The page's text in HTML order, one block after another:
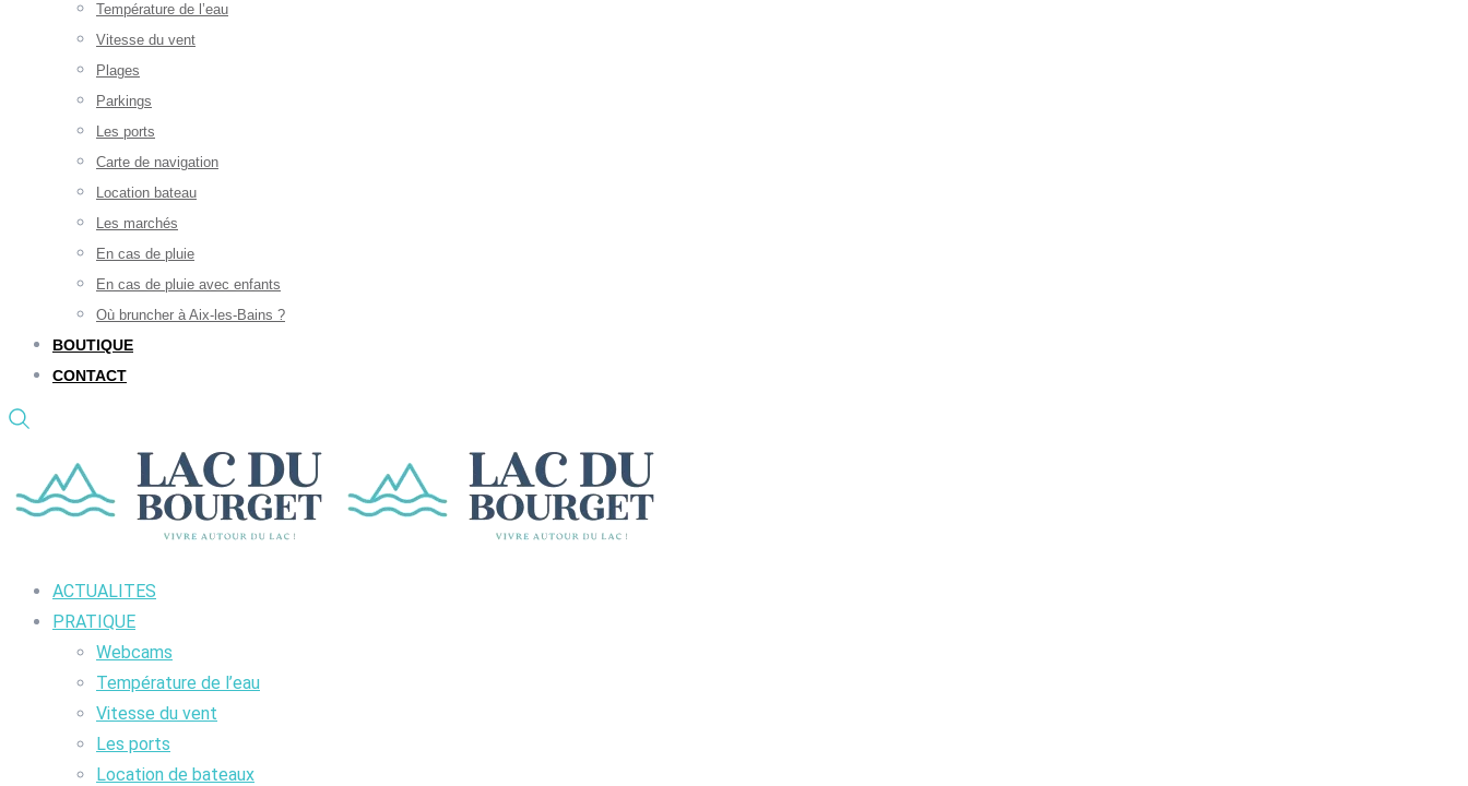
Température de l’eau
Vitesse du vent
Plages
Parkings
Les ports
Carte de navigation
Location bateau
Les marchés
En cas de pluie
En cas de pluie avec enfants
Où bruncher à Aix-les-Bains ?
BOUTIQUE
CONTACT
ACTUALITES
PRATIQUE
Webcams
Température de l’eau
Vitesse du vent
Les ports
Location de bateaux